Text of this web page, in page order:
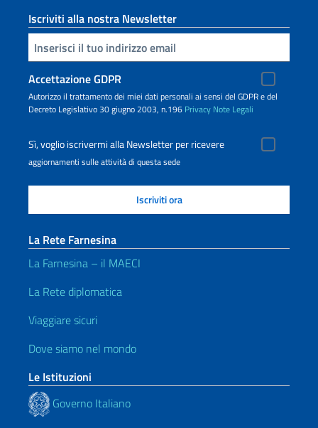
Iscriviti alla nostra Newsletter
Inserisci la tua email
Accettazione GDPR
Autorizzo il trattamento dei miei dati personali ai sensi del GDPR e del
Decreto Legislativo 30 giugno 2003, n.196 Privacy Note Legali
Sì, voglio iscrivermi alla Newsletter per ricevere
aggiornamenti sulle attività di questa sede
La Rete Farnesina
La Farnesina – il MAECI
La Rete diplomatica
Viaggiare sicuri
Dove siamo nel mondo
Le Istituzioni
Governo Italiano